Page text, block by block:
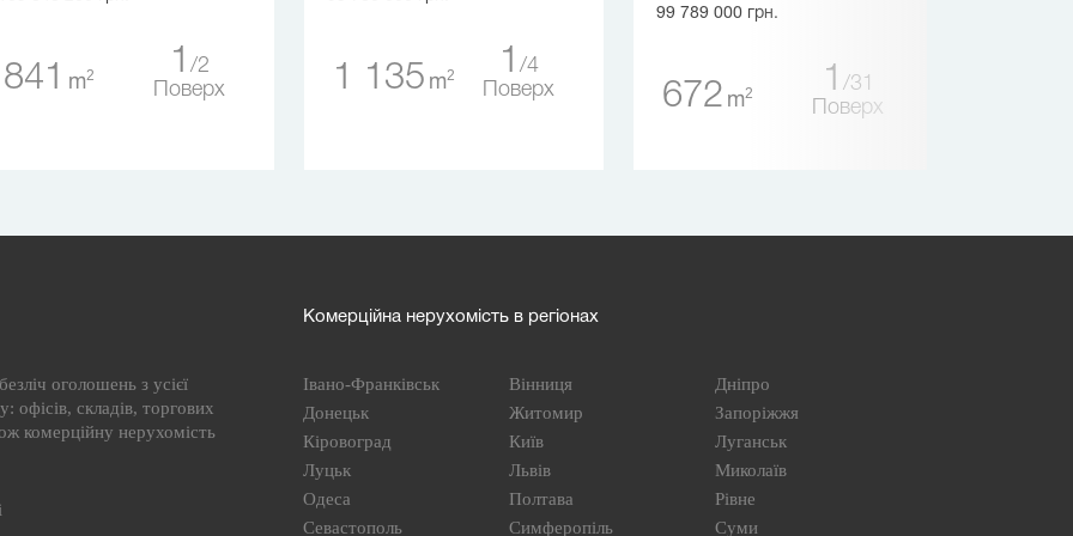
841 m2 1
2
Поверх
1 135 m2 1
4
Поверх
99 789 000 грн.
672 m2 1
31
Поверх
оголошень з усієї
офісів, складів, торгових
комерційну нерухомість
Комерційна нерухомість в регіонах
Івано-Франківськ Вінниця
Дніпро
Донецьк
Житомир
Запоріжжя
Кіровоград
Київ
Луганськ
Луцьк
Львів
Миколаїв
Одеса
Полтава
Рівне
Севастополь
Симферопіль Суми